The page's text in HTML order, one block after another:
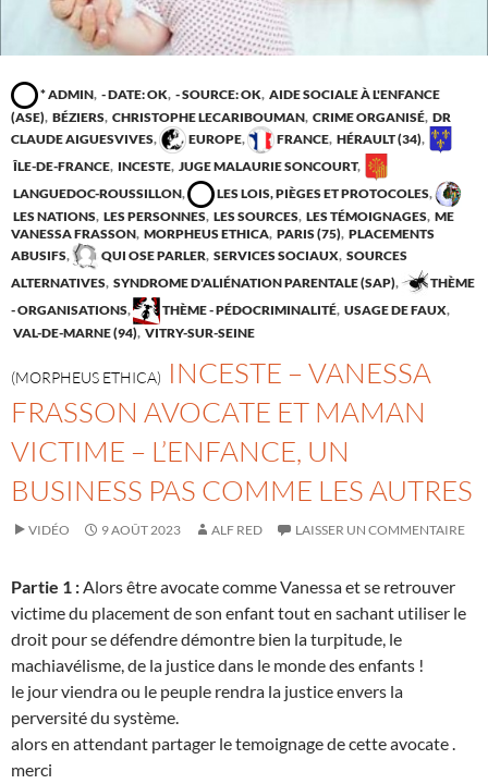
* ADMIN, - DATE: OK, - SOURCE: OK, AIDE SOCIALE À L'ENFANCE
(ASE), BÉZIERS, CHRISTOPHE LECARIBOUMAN, CRIME ORGANISÉ, DR
CLAUDE AIGUESVIVES, EUROPE, FRANCE, HÉRAULT (34),
ÎLE-DE-FRANCE, INCESTE, JUGE MALAURIE SONCOURT,
LANGUEDOC-ROUSSILLON, LES LOIS, PIÈGES ET PROTOCOLES,
LES NATIONS, LES PERSONNES, LES SOURCES, LES TÉMOIGNAGES, ME
VANESSA FRASSON, MORPHEUS ETHICA, PARIS (75), PLACEMENTS
ABUSIFS, QUI OSE PARLER, SERVICES SOCIAUX, SOURCES
ALTERNATIVES, SYNDROME D'ALIÉNATION PARENTALE (SAP),
THÈME
- ORGANISATIONS, THÈME - PÉDOCRIMINALITÉ, USAGE DE FAUX,
VAL-DE-MARNE (94), VITRY-SUR-SEINE
(MORPHEUS ETHICA) INCESTE – VANESSA
FRASSON AVOCATE ET MAMAN
VICTIME – L’ENFANCE, UN
BUSINESS PAS COMME LES AUTRES
VIDÉO 9 AOÛT 2023 ALF RED LAISSER UN COMMENTAIRE
Partie 1 :Alors être avocate comme Vanessa et se retrouver
victime du placement de son enfant tout en sachant utiliser le
droit pour se défendre démontre bien la turpitude, le
machiavélisme, de la justice dans le monde des enfants !
le jour viendra ou le peuple rendra la justice envers la
perversité du système.
alors en attendant partager le temoignage de cette avocate .
merci